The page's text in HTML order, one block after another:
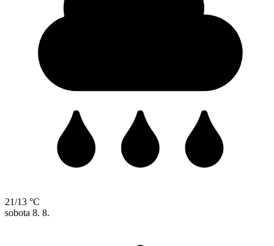
21/13 °C
sobota 8. 8.